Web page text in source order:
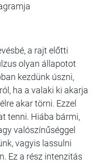
, a rajt előtti
olyan állapotot
kezdünk úszni,
ha a valaki ki akarja
akar törni. Ezzel
tenni. Hiába bármi,
valószínűséggel
vagyis lassulni
Ez a rész intenzitás